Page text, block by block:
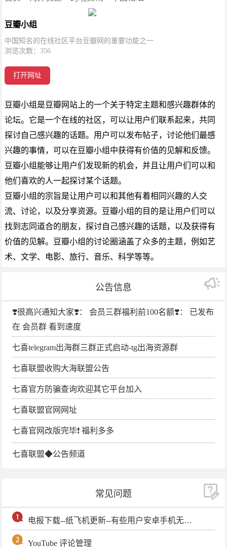
豆瓣小组
中国知名的在线社区平台豆瓣网的重要功能之一
浏览次数：356
打开网址
豆瓣小组是豆瓣网站上的一个关于特定主题和感兴趣群体的
论坛。它是一个在线的社区，可以让用户们联系起来，共同
探讨自己感兴趣的话题。用户可以发布帖子，讨论他们最感
兴趣的事情，可以在豆瓣小组中获得有价值的见解和反馈。
豆瓣小组能够让用户们发现新的机会，并且让用户们可以和
他们喜欢的人一起探讨某个话题。
豆瓣小组的宗旨是让用户可以和其他有着相同兴趣的人交
流、讨论，以及分享资源。豆瓣小组的目的是让用户们可以
找到志同道合的朋友，探讨自己感兴趣的话题，以及获得有
价值的见解。豆瓣小组的讨论圈涵盖了众多的主题，例如艺
术、文学、电影、旅行、音乐、科学等等。
公告信息
❣️很高兴通知大家❣️： 会员三群福利前100名额❣️： 已发布
在 会员群 看到速度
七喜telegram出海群三群正式启动-tg出海资源群
七喜联盟收购大海联盟公告
七喜官方防骗查询欢迎其它平台加入
七喜联盟官网网址
七喜官网改版完毕❗️ 福利多多
七喜联盟◆公告频道
常见问题
电报下载--纸飞机更新--有些用户安卓手机无法更新电报软件
YouTube 评论管理